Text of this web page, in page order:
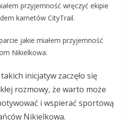
e
a
m
ar
przyjemność wręczyć ekipie
karnetów CityTrail.
jakie miałem przyjemność
Nikielkowa.
inicjatyw zaczęło się
rozmowy, że warto może
i wspierać sportową
Nikielkowa.